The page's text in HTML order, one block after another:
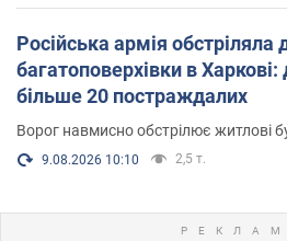
Російська армія обстріляла
багатоповерхівки в Харкові:
більше 20 постраждалих
Ворог навмисно обстрілює житлові
9.08.2026 10:10 2,5 т.